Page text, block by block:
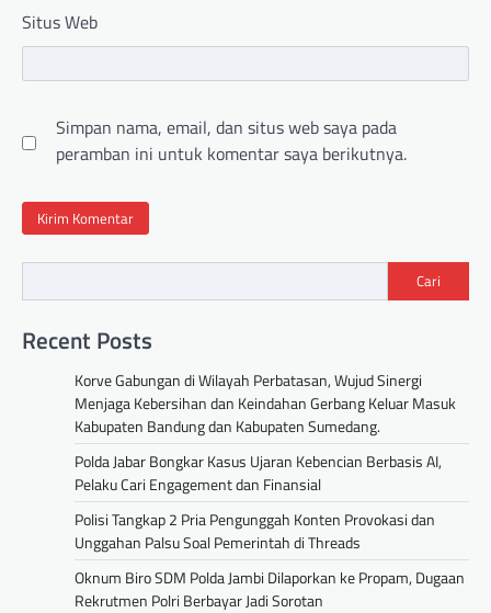
Situs Web
Simpan nama, email, dan situs web saya pada
peramban ini untuk komentar saya berikutnya.
Cari
Recent Posts
Korve Gabungan di Wilayah Perbatasan, Wujud Sinergi
Menjaga Kebersihan dan Keindahan Gerbang Keluar Masuk
Kabupaten Bandung dan Kabupaten Sumedang.
Polda Jabar Bongkar Kasus Ujaran Kebencian Berbasis AI,
Pelaku Cari Engagement dan Finansial
Polisi Tangkap 2 Pria Pengunggah Konten Provokasi dan
Unggahan Palsu Soal Pemerintah di Threads
Oknum Biro SDM Polda Jambi Dilaporkan ke Propam, Dugaan
Rekrutmen Polri Berbayar Jadi Sorotan